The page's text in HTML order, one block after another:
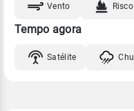
Vento
Tempo agora
Satélite